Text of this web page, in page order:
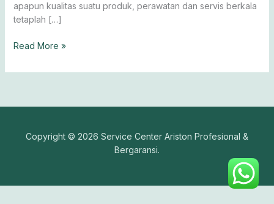
apapun kualitas suatu produk, perawatan dan servis berkala
tetaplah […]
Read More »
Copyright © 2026 Service Center Ariston Profesional &
Bergaransi.